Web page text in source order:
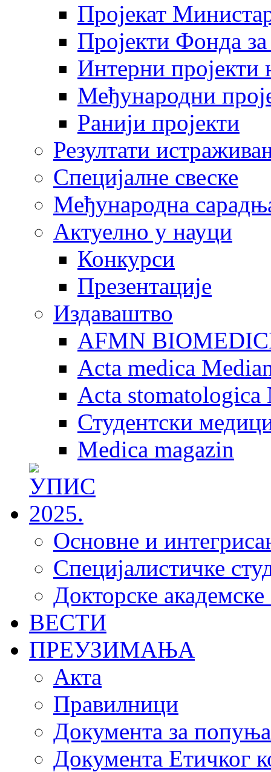
Пројекат
Пројекти Фонда
Интерни пројекти
Међународни
Ранији пројекти
Резултати
Специјалне свеске
Међународна
Актуелно у науци
Конкурси
Презентације
Издаваштво
AFMN
Acta medica
Acta stomatologica
Студентски
Medica magazin
Основне и
Специјалистичке
Докторске академске
ВЕСТИ
ПРЕУЗИМАЊА
Акта
Правилници
Документа за
Документа Етичког